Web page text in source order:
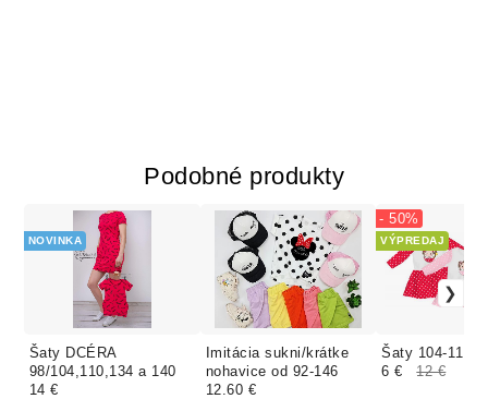
Podobné produkty
Šaty DCÉRA
98/104,110,134 a 140
NOVINKA
14 €
Imitácia sukni/krátke
nohavice od 92-146
12.60 €
Šaty 104-116
VÝPREDAJ
- 50%
6 € 12 €